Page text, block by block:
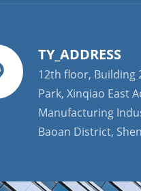
TY_ADDRESS
12th floor, Building
Park, Xinqiao East
Manufacturing
Baoan District,